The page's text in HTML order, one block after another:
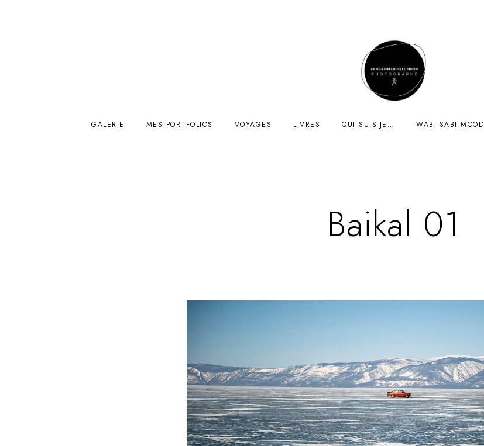
GALERIE MES PORTFOLIOS VOYAGES LIVRES QUI SUIS-JE… WABI-SABI MOOD
Baikal 01